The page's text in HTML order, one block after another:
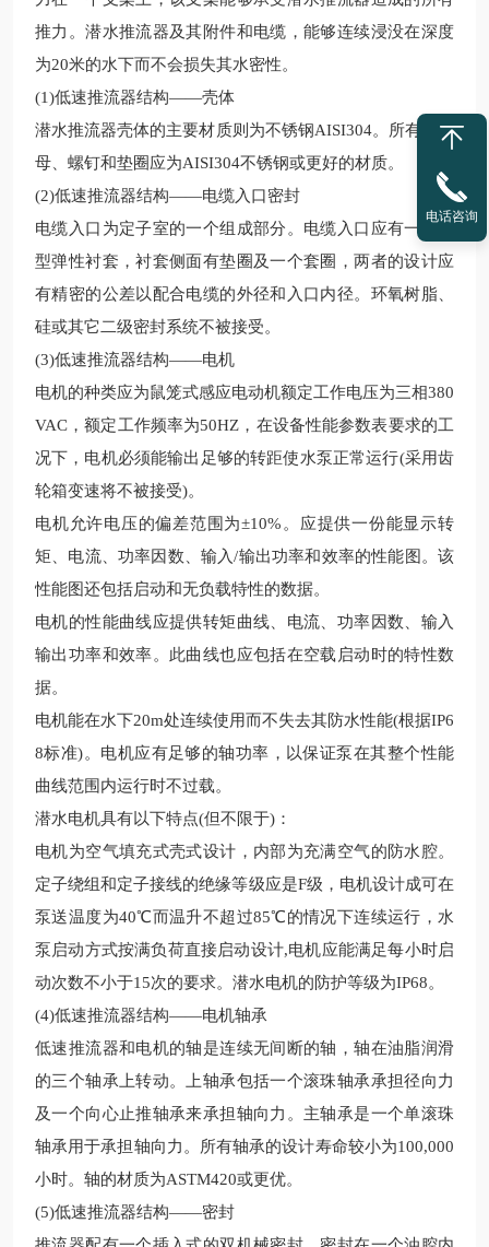
推力。潜水推流器及其附件和电缆，能够连续浸没在深度
为20米的水下而不会损失其水密性。
(1)低速推流器结构——壳体
潜水推流器壳体的主要材质则为不锈钢AISI304。所有的螺
母、螺钉和垫圈应为AISI304不锈钢或更好的材质。
(2)低速推流器结构——电缆入口密封
电缆入口为定子室的一个组成部分。电缆入口应有一个筒
型弹性衬套，衬套侧面有垫圈及一个套圈，两者的设计应
有精密的公差以配合电缆的外径和入口内径。环氧树脂、
硅或其它二级密封系统不被接受。
(3)低速推流器结构——电机
电机的种类应为鼠笼式感应电动机额定工作电压为三相380
VAC，额定工作频率为50HZ，在设备性能参数表要求的工
况下，电机必须能输出足够的转距使水泵正常运行(采用齿
轮箱变速将不被接受)。
电机允许电压的偏差范围为±10%。应提供一份能显示转
矩、电流、功率因数、输入/输出功率和效率的性能图。该
性能图还包括启动和无负载特性的数据。
电机的性能曲线应提供转矩曲线、电流、功率因数、输入
输出功率和效率。此曲线也应包括在空载启动时的特性数
据。
电机能在水下20m处连续使用而不失去其防水性能(根据IP6
8标准)。电机应有足够的轴功率，以保证泵在其整个性能
曲线范围内运行时不过载。
潜水电机具有以下特点(但不限于)：
电机为空气填充式壳式设计，内部为充满空气的防水腔。
定子绕组和定子接线的绝缘等级应是F级，电机设计成可在
泵送温度为40℃而温升不超过85℃的情况下连续运行，水
泵启动方式按满负荷直接启动设计,电机应能满足每小时启
动次数不小于15次的要求。潜水电机的防护等级为IP68。
(4)低速推流器结构——电机轴承
低速推流器和电机的轴是连续无间断的轴，轴在油脂润滑
的三个轴承上转动。上轴承包括一个滚珠轴承承担径向力
及一个向心止推轴承来承担轴向力。主轴承是一个单滚珠
轴承用于承担轴向力。所有轴承的设计寿命较小为100,000
小时。轴的材质为ASTM420或更优。
(5)低速推流器结构——密封
电话咨询